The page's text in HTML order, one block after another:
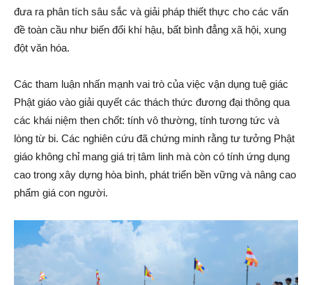
đưa ra phân tích sâu sắc và giải pháp thiết thực cho các vấn
đề toàn cầu như biến đổi khí hậu, bất bình đẳng xã hội, xung
đột văn hóa.
Các tham luận nhấn mạnh vai trò của việc vận dụng tuệ giác
Phật giáo vào giải quyết các thách thức đương đại thông qua
các khái niệm then chốt: tính vô thường, tính tương tức và
lòng từ bi. Các nghiên cứu đã chứng minh rằng tư tưởng Phật
giáo không chỉ mang giá trị tâm linh mà còn có tính ứng dụng
cao trong xây dựng hòa bình, phát triển bền vững và nâng cao
phẩm giá con người.